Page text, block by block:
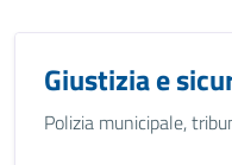
Giustizia e
Polizia municipale,